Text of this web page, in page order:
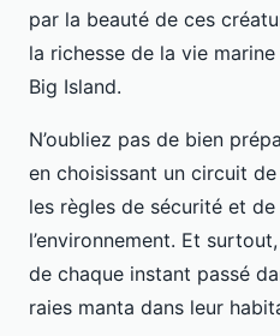
par la beauté de ces
la richesse de la vie
Big Island.
N’oubliez pas de bien
en choisissant un circuit
les règles de sécurité et
l’environnement. Et
de chaque instant passé
raies manta dans leur